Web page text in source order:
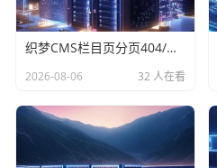
织梦CMS栏目页分页404/空白/重复三连坑？运维老手手把手拆弹实录
2026-08-06 32 人在看